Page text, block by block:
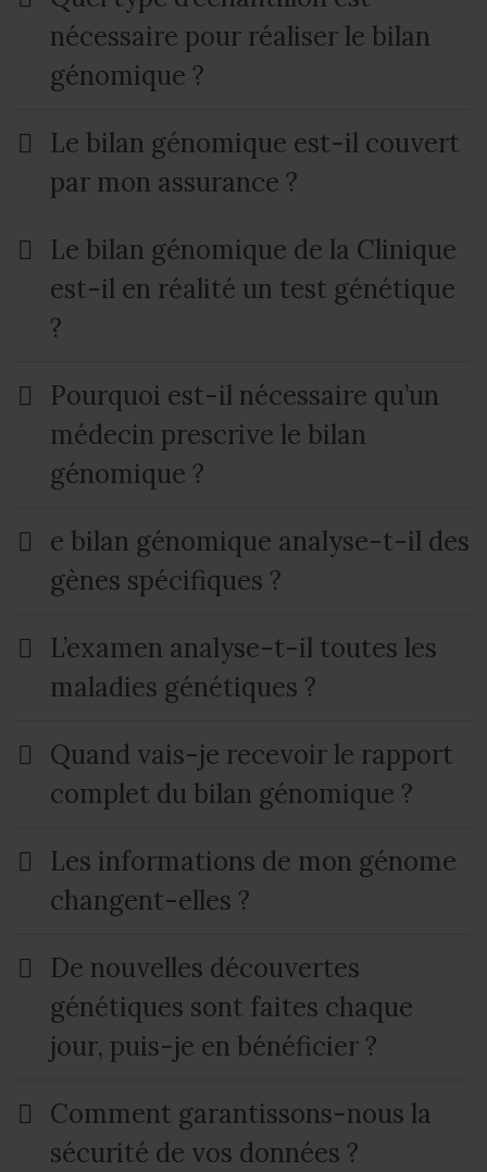
nécessaire pour réaliser le bilan
génomique ?
Le bilan génomique est-il couvert
par mon assurance ?
Le bilan génomique de la Clinique
est-il en réalité un test génétique
?
Pourquoi est-il nécessaire qu’un
médecin prescrive le bilan
génomique ?
e bilan génomique analyse-t-il des
gènes spécifiques ?
L’examen analyse-t-il toutes les
maladies génétiques ?
Quand vais-je recevoir le rapport
complet du bilan génomique ?
Les informations de mon génome
changent-elles ?
De nouvelles découvertes
génétiques sont faites chaque
jour, puis-je en bénéficier ?
Comment garantissons-nous la
sécurité de vos données ?